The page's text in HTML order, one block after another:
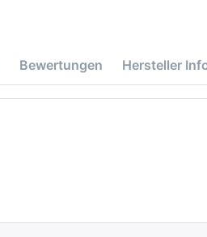
Bewertungen Hersteller